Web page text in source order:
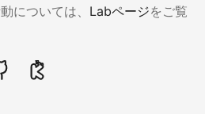
については、 Labページをご覧